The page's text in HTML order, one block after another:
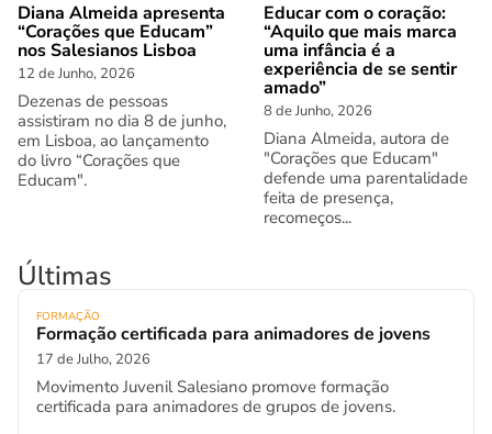
Diana Almeida apresenta
“Corações que Educam”
nos Salesianos Lisboa
12 de Junho, 2026
Dezenas de pessoas
assistiram no dia 8 de junho,
em Lisboa, ao lançamento
do livro “Corações que
Educam".
Educar com o coração:
“Aquilo que mais marca
uma infância é a
experiência de se sentir
amado”
8 de Junho, 2026
Diana Almeida, autora de
"Corações que Educam"
defende uma parentalidade
feita de presença,
recomeços...
Últimas
FORMAÇÃO
Formação certificada para animadores de jovens
17 de Julho, 2026
Movimento Juvenil Salesiano promove formação
certificada para animadores de grupos de jovens.